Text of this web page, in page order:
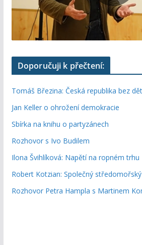
Doporučuji k přečtení:
Tomáš Březina: Česká republika bez
Jan Keller o ohrožení demokracie
Sbírka na knihu o partyzánech
Rozhovor s Ivo Budilem
Ilona Švihlíková: Napětí na ropném trhu
Robert Kotzian: Společný
Rozhovor Petra Hampla s Martinem